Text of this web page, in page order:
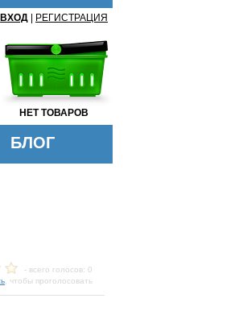
ВХОД РЕГИСТРАЦИЯ
НЕТ ТОВАРОВ
БЛОГ
- всего голосов: 0
, чтобы проголосовать